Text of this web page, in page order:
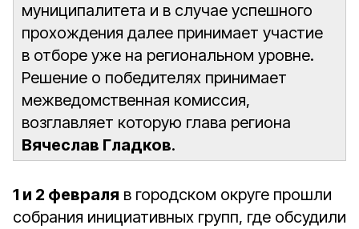
муниципалитета и в случае успешного
прохождения далее принимает участие
в отборе уже на региональном уровне.
Решение о победителях принимает
межведомственная комиссия,
возглавляет которую глава региона
Вячеслав Гладков.
1 и 2 февраля в городском округе прошли
собрания инициативных групп, где обсудили